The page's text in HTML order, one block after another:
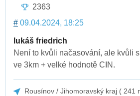
2363
# 09.04.2024, 18:25
lukáš friedrich
Není to kvůli načasování, ale kvůli
ve 3km + velké hodnotě CIN.
Rousínov / Jihomoravský kraj ( 241